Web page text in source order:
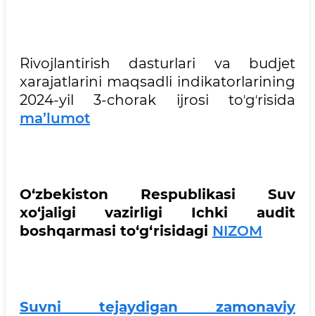
Rivojlantirish dasturlari va budjet
xarajatlarini maqsadli indikatorlarining
2024-yil 3-chorak ijrosi toʼgʼrisida
maʼlumot
O‘zbekiston Respublikasi Suv
xo‘jaligi vazirligi Ichki audit
boshqarmasi to‘g‘risidagi NIZOM
Suvni tejaydigan zamonaviy